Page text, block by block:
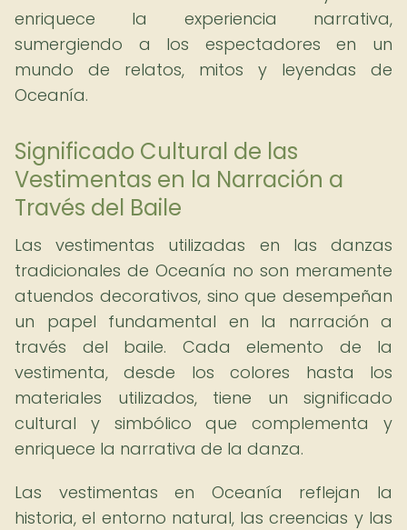
enriquece la experiencia narrativa,
sumergiendo a los espectadores en un
mundo de relatos, mitos y leyendas de
Oceanía.
Significado Cultural de las
Vestimentas en la Narración a
Través del Baile
Las vestimentas utilizadas en las danzas
tradicionales de Oceanía no son meramente
atuendos decorativos, sino que desempeñan
un papel fundamental en la narración a
través del baile. Cada elemento de la
vestimenta, desde los colores hasta los
materiales utilizados, tiene un significado
cultural y simbólico que complementa y
enriquece la narrativa de la danza.
Las vestimentas en Oceanía reflejan la
historia, el entorno natural, las creencias y las